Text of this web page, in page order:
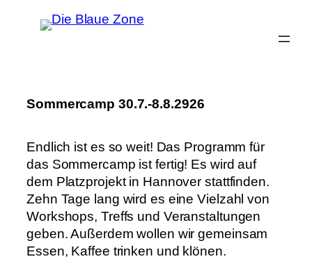
Sommercamp 30.7.-8.8.2926
Endlich ist es so weit! Das Programm für
das Sommercamp ist fertig! Es wird auf
dem Platzprojekt in Hannover stattfinden.
Zehn Tage lang wird es eine Vielzahl von
Workshops, Treffs und Veranstaltungen
geben. Außerdem wollen wir gemeinsam
Essen, Kaffee trinken und klönen.